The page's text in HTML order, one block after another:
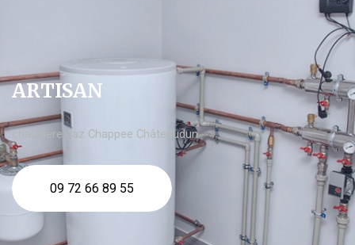
ARTISAN
chaudière gaz Chappee Châteaudun
09 72 66 89 55